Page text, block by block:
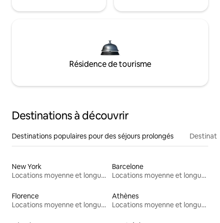
Résidence de tourisme
Destinations à découvrir
Destinations populaires pour des séjours prolongés
New York
Locations moyenne et longue durée
Barcelone
Locations moyenne et longue durée
Florence
Locations moyenne et longue durée
Athènes
Locations moyenne et longue durée